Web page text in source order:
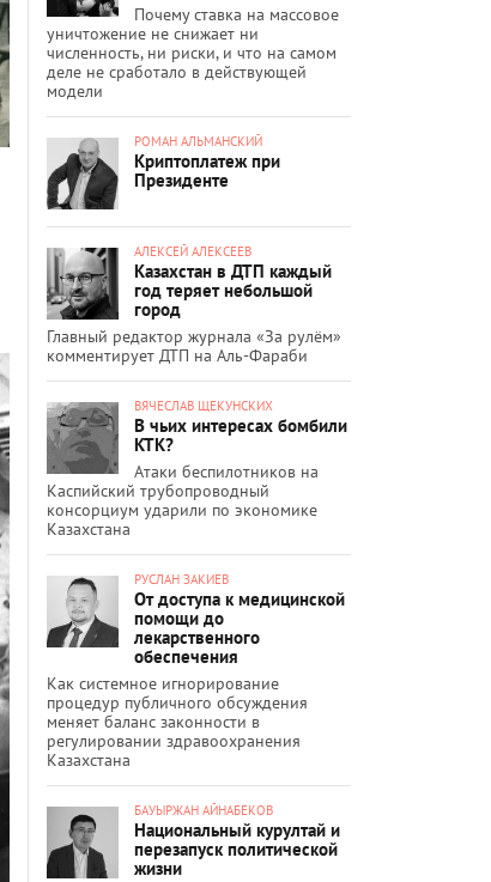
Почему ставка на массовое
уничтожение не снижает ни
численность, ни риски, и что на самом
деле не сработало в действующей
модели
РОМАН АЛЬМАНСКИЙ
Криптоплатеж при
Президенте
АЛЕКСЕЙ АЛЕКСЕЕВ
Казахстан в ДТП каждый
год теряет небольшой
город
Главный редактор журнала «За рулём»
комментирует ДТП на Аль-Фараби
ВЯЧЕСЛАВ ЩЕКУНСКИХ
В чьих интересах бомбили
КТК?
Атаки беспилотников на
Каспийский трубопроводный
консорциум ударили по экономике
Казахстана
РУСЛАН ЗАКИЕВ
От доступа к медицинской
помощи до
лекарственного
обеспечения
Как системное игнорирование
процедур публичного обсуждения
меняет баланс законности в
регулировании здравоохранения
Казахстана
БАУЫРЖАН АЙНАБЕКОВ
Национальный курултай и
перезапуск политической
жизни